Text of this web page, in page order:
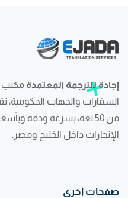
إجادة للترجمة المعتمدة مكتب
السفارات والجهات الحكومية،
من 50 لغة، بسرعة ودقة
الإنجازات داخل الخليج ومصر.
صفحات أخرى